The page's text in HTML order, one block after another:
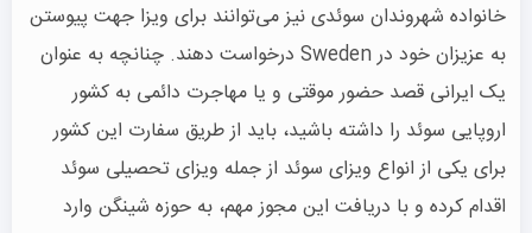
خانواده شهروندان سوئدی نیز می‌توانند برای ویزا جهت پیوستن
به عزیزان خود در Sweden درخواست دهند. چنانچه به عنوان
یک ایرانی قصد حضور موقتی و یا مهاجرت دائمی به کشور
اروپایی سوئد را داشته باشید، باید از طریق سفارت این کشور
برای یکی از انواع ویزای سوئد از جمله ویزای تحصیلی سوئد
اقدام کرده و با دریافت این مجوز مهم، به حوزه شینگن وارد